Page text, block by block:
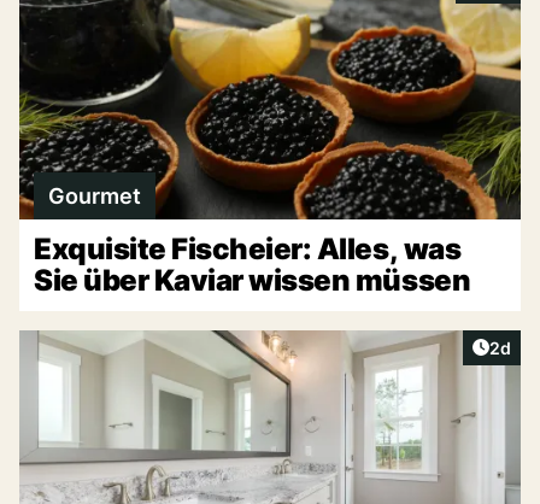
Gourmet
Exquisite Fischeier: Alles, was
Sie über Kaviar wissen müssen
2d